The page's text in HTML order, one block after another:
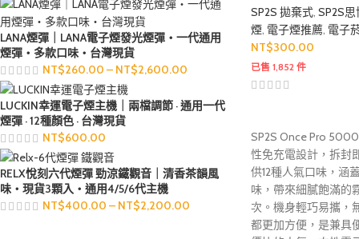
LANA煙彈｜LANA電子煙發光煙彈・一代通用
煙彈・多款口味・台灣現貨
NT$260.00 – NT$2,600.00
LUCKIN幸運電子煙主機｜兩檔調節 · 通用一代
煙彈 · 12種顏色 · 台灣現貨
NT$600.00
RELX悅刻六代煙彈 勁涼鐵觀音｜清香茶韻風
味・現貨3顆入・通用4/5/6代主機
NT$400.00 – NT$2,200.00
SP2S 拋棄式, SP2S
煙, 電子煙推薦, 電子
NT$300.00
已售 1,852 件
SP2S Once Pro
性免充電設計，拆封
供12種人氣口味，涵
味，帶來細膩飽滿的
次。機身輕巧易攜，
都更加方便，是兼具